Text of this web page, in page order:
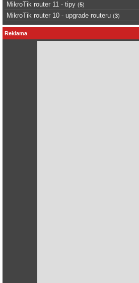
MikroTik router 11 - tipy (5)
MikroTik router 10 - upgrade routeru (3)
Reklama